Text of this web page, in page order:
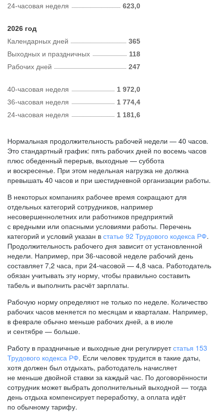
24-часовая неделя
623,0
2026 год
Календарных дней
365
Рабочих дней 247
Выходных и праздничных 118
40-часовая неделя
1 972,0
36-часовая неделя
1 774,4
24-часовая неделя
1 181,6
Нормальная продолжительность рабочей недели — 40 часов.
Это стандартный график: пять рабочих дней по восемь часов
плюс обеденный перерыв, выходные — суббота
и воскресенье. При этом недельная нагрузка не должна
превышать 40 часов и при шестидневной организации работы.
В некоторых компаниях рабочее время сокращают для
отдельных категорий сотрудников, например
несовершеннолетних или работников предприятий
с вредными или опасными условиями работы. Перечень
категорий и условий указан в статье 92 Трудового кодекса РФ.
Продолжительность рабочего дня зависит от установленной
недели. Например, при 36-часовой неделе рабочий день
составляет 7,2 часа, при 24-часовой — 4,8 часа. Работодатель
обязан учитывать эту норму, чтобы правильно составить
табель и выполнить расчёт зарплаты.
Рабочую норму определяют не только по неделе. Количество
рабочих часов меняется по месяцам и кварталам. Например,
в феврале обычно меньше рабочих дней, а в июле
и сентябре — больше.
Работу в праздничные и выходные дни регулируетстатья 153
Трудового кодекса РФ. Если человек трудится в такие даты,
хотя должен был отдыхать, работодатель начисляет
не меньше двойной ставки за каждый час. По договорённости
сотрудник может выбрать дополнительный выходной — тогда
день отдыха компенсирует переработку, а оплата идёт
по обычному тарифу.